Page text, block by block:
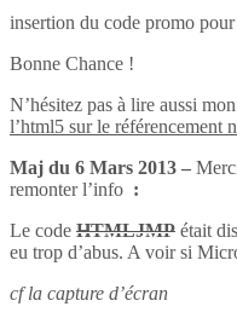
insertion du code promo pour
Bonne Chance !
N’hésitez pas à lire aussi
l’html5 sur le référencement
Maj du 6 Mars 2013 –
remonter l’info :
Le code HTMLJMP était
eu trop d’abus. A voir si
cf la capture d’écran